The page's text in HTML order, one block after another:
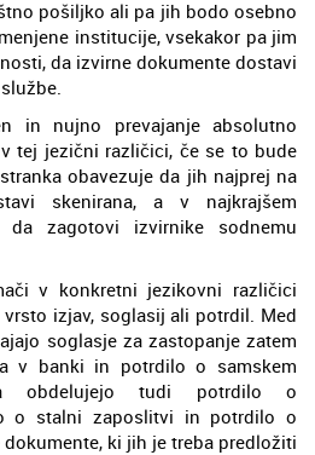
pošiljko ali pa jih bodo osebno
institucije, vsekakor pa jim
da izvirne dokumente dostavi
in nujno prevajanje absolutno
tej jezični različici, če se to bude
obavezuje da jih najprej na
skenirana, a v najkrajšem
zagotovi izvirnike sodnemu
v konkretni jezikovni različici
izjav, soglasij ali potrdil. Med
soglasje za zastopanje zatem
v banki in potrdilo o samskem
obdelujejo tudi potrdilo o
o stalni zaposlitvi in potrdilo o
ki jih je treba predložiti